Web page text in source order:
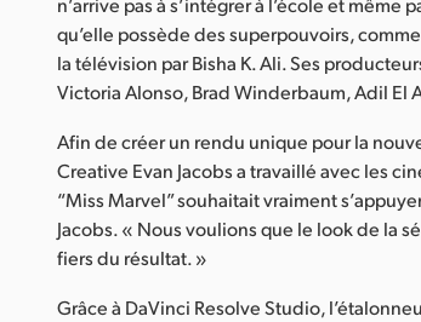
qu’elle possède des superpouvoirs,
la télévision par Bisha K. Ali. Ses
Victoria Alonso, Brad Winderbaum, Adil El
Afin de créer un rendu unique pour la
Creative Evan Jacobs a travaillé avec les
“Miss Marvel” souhaitait vraiment
Jacobs. « Nous voulions que le look de la
fiers du résultat. »
Grâce à DaVinci Resolve Studio,